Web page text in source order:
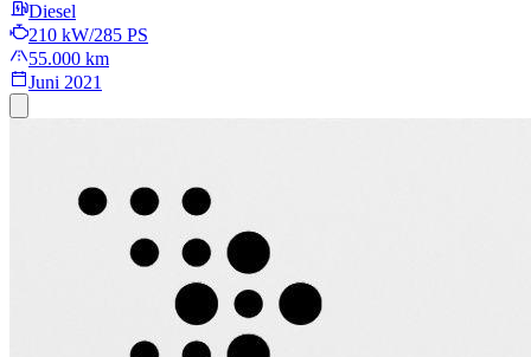
Diesel
210 kW/285 PS
55.000 km
Juni 2021